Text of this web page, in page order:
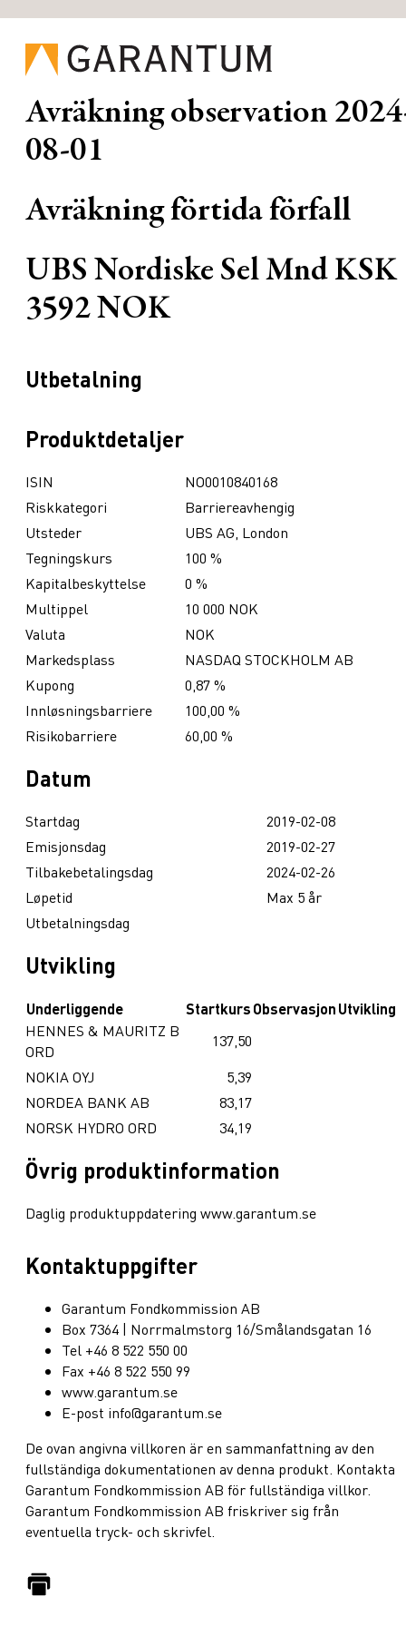
Avräkning observation
08-01
Avräkning förtida förfall
UBS Nordiske Sel Mnd KSK
3592 NOK
Utbetalning
Produktdetaljer
ISIN
NO0010840168
Riskkategori
Barriereavhengig
Utsteder
UBS AG, London
Tegningskurs
100 %
Kapitalbeskyttelse
0 %
Multippel
10 000 NOK
Valuta
NOK
Markedsplass
NASDAQ STOCKHOLM AB
Kupong
0,87 %
Innløsningsbarriere
100,00 %
Risikobarriere
60,00 %
Datum
Startdag
2019-02-08
Emisjonsdag
2019-02-27
Tilbakebetalingsdag
2024-02-26
Løpetid
Max 5 år
Utbetalningsdag
Utvikling
Underliggende StartkursObservasjonUtvikling
HENNES & MAURITZ B
ORD
137,50
NOKIA OYJ
5,39
NORDEA BANK AB
83,17
NORSK HYDRO ORD
34,19
Övrig produktinformation
Daglig produktuppdatering www.garantum.se
Kontaktuppgifter
Garantum Fondkommission AB
Box 7364 | Norrmalmstorg 16/Smålandsgatan 16
Tel +46 8 522 550 00
Fax +46 8 522 550 99
www.garantum.se
E-post info@garantum.se
De ovan angivna villkoren är en sammanfattning av den
fullständiga dokumentationen av denna produkt. Kontakta
Garantum Fondkommission AB för fullständiga villkor.
Garantum Fondkommission AB friskriver sig från
eventuella tryck- och skrivfel.